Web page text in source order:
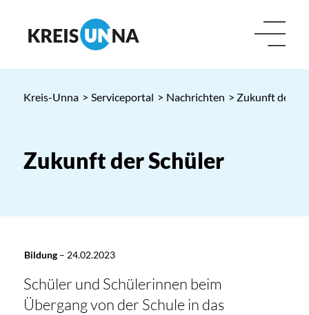
Kreis-Unna > Serviceportal > Nachrichten > Zukunft der
Zukunft der Schüler
Bildung– 24.02.2023
Schüler und Schülerinnen beim
Übergang von der Schule in das